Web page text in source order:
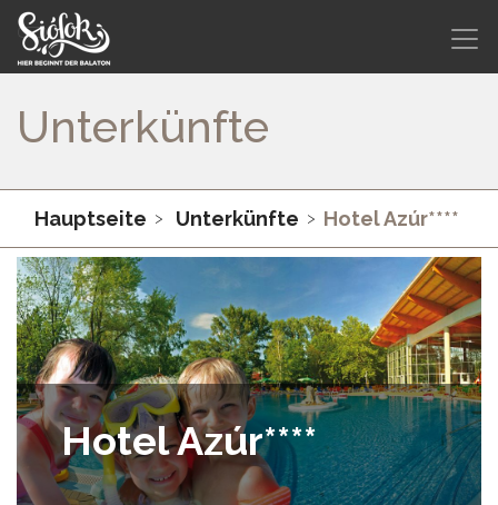
Unterkünfte
Hauptseite Unterkünfte Hotel Azúr****
Hotel Azúr****